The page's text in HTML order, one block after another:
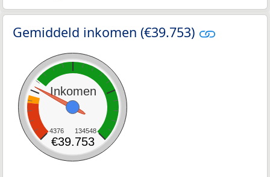
Gemiddeld inkomen (€39.753)
Inkomen
4376 134548
€39.753